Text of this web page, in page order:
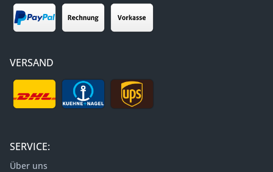
VERSAND
SERVICE:
Über uns